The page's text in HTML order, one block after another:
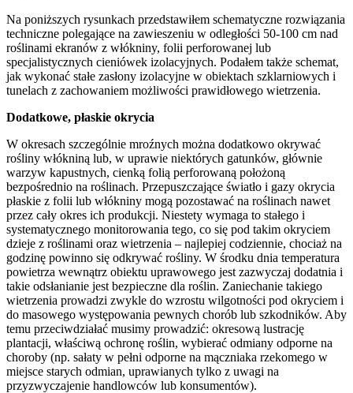
Na poniższych rysunkach przedstawiłem schematyczne rozwiązania
techniczne polegające na zawieszeniu w odległości 50-100 cm nad
roślinami ekranów z włókniny, folii perforowanej lub
specjalistycznych cieniówek izolacyjnych. Podałem także schemat,
jak wykonać stałe zasłony izolacyjne w obiektach szklarniowych i
tunelach z zachowaniem możliwości prawidłowego wietrzenia.
Dodatkowe, płaskie okrycia
W okresach szczególnie mroźnych można dodatkowo okrywać
rośliny włókniną lub, w uprawie niektórych gatunków, głównie
warzyw kapustnych, cienką folią perforowaną położoną
bezpośrednio na roślinach. Przepuszczające światło i gazy okrycia
płaskie z folii lub włókniny mogą pozostawać na roślinach nawet
przez cały okres ich produkcji. Niestety wymaga to stałego i
systematycznego monitorowania tego, co się pod takim okryciem
dzieje z roślinami oraz wietrzenia – najlepiej codziennie, chociaż na
godzinę powinno się odkrywać rośliny. W środku dnia temperatura
powietrza wewnątrz obiektu uprawowego jest zazwyczaj dodatnia i
takie odsłanianie jest bezpieczne dla roślin. Zaniechanie takiego
wietrzenia prowadzi zwykle do wzrostu wilgotności pod okryciem i
do masowego występowania pewnych chorób lub szkodników. Aby
temu przeciwdziałać musimy prowadzić: okresową lustrację
plantacji, właściwą ochronę roślin, wybierać odmiany odporne na
choroby (np. sałaty w pełni odporne na mączniaka rzekomego w
miejsce starych odmian, uprawianych tylko z uwagi na
przyzwyczajenie handlowców lub konsumentów).